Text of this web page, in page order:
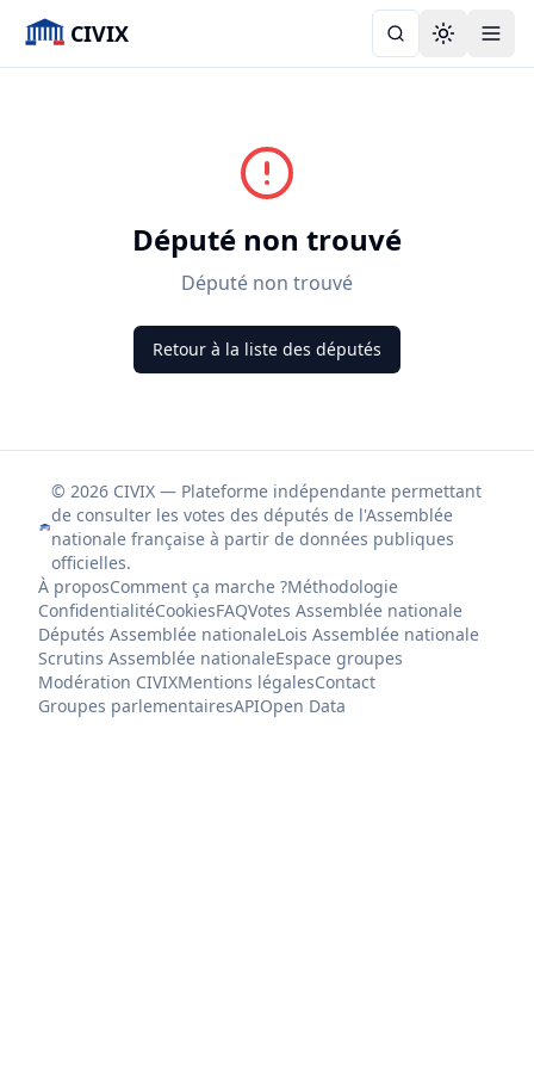
CIVIX Toggle
Député non trouvé
Député non trouvé
Retour à la liste des députés
© 2026 CIVIX — Plateforme indépendante permettant
de consulter les votes des députés de l'Assemblée
nationale française à partir de données publiques
officielles.
À proposComment ça marche ?Méthodologie
ConfidentialitéCookiesFAQVotes Assemblée nationale
Députés Assemblée nationaleLois Assemblée nationale
Scrutins Assemblée nationaleEspace groupes
Modération CIVIXMentions légalesContact
Groupes parlementairesAPIOpen Data